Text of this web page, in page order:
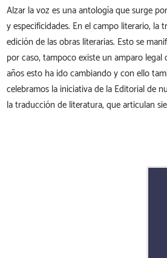
Alzar la voz es una antología que surge
y especificidades. En el campo literario,
edición de las obras literarias. Esto se
por caso, tampoco existe un amparo
años esto ha ido cambiando y con ello
celebramos la iniciativa de la Editorial de
la traducción de literatura, que articulan